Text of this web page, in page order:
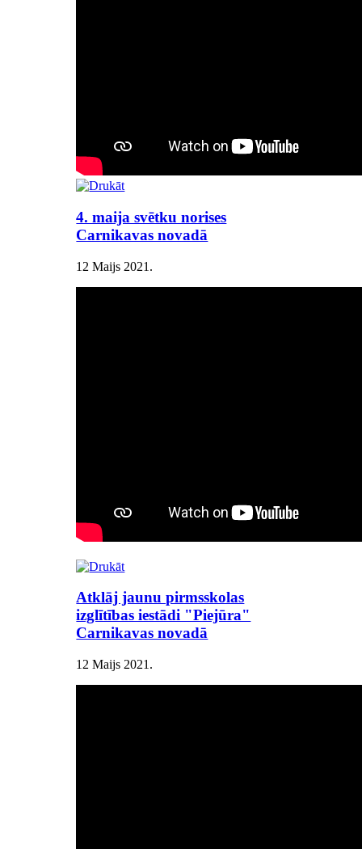
4. maija svētku norises
Carnikavas novadā
12 Maijs 2021 .
Atklāj jaunu pirmsskolas
izglītības iestādi "Piejūra"
Carnikavas novadā
12 Maijs 2021 .